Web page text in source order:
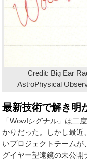
Credit: Big Ear
AstroPhysical
最新技術で解き明
「Wow!シグナル」は二
かりだった。しかし最近
いプロジェクトチームが
グイヤー望遠鏡の未公開